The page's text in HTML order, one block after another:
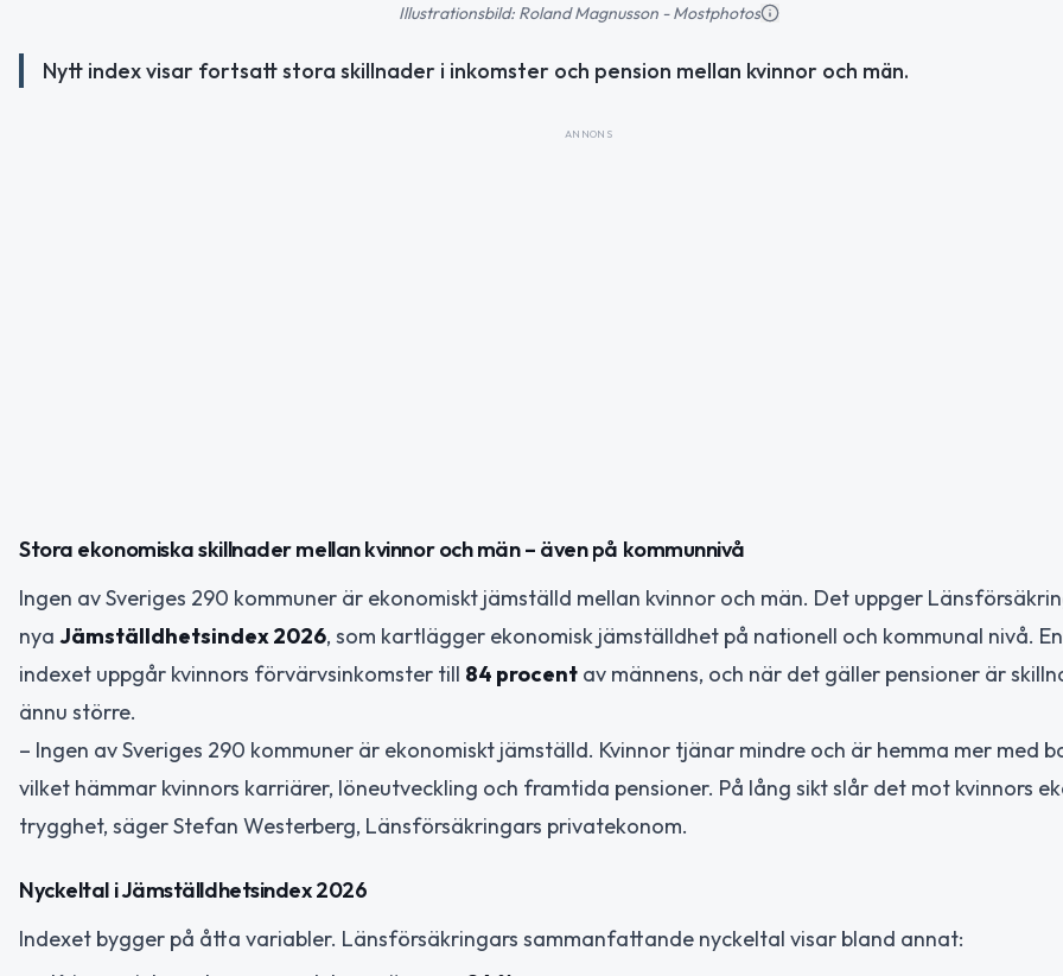
Illustrationsbild: Roland Magnusson - Mostphotos
Nytt index visar fortsatt stora skillnader i inkomster och pension mellan kvinnor och män.
ANNONS
Stora ekonomiska skillnader mellan kvinnor och män – även på kommunnivå
Ingen av Sveriges 290 kommuner är ekonomiskt jämställd mellan kvinnor och män. Det uppger
nya Jämställdhetsindex 2026, som kartlägger ekonomisk jämställdhet på nationell och kommunal nivå.
indexet uppgår kvinnors förvärvsinkomster till 84 procent av männens, och när det gäller pensioner är
ännu större.
– Ingen av Sveriges 290 kommuner är ekonomiskt jämställd. Kvinnor tjänar mindre och är hemma mer med
vilket hämmar kvinnors karriärer, löneutveckling och framtida pensioner. På lång sikt slår det mot kvinnors
trygghet, säger Stefan Westerberg, Länsförsäkringars privatekonom.
Nyckeltal i Jämställdhetsindex 2026
Indexet bygger på åtta variabler. Länsförsäkringars sammanfattande nyckeltal visar bland annat: